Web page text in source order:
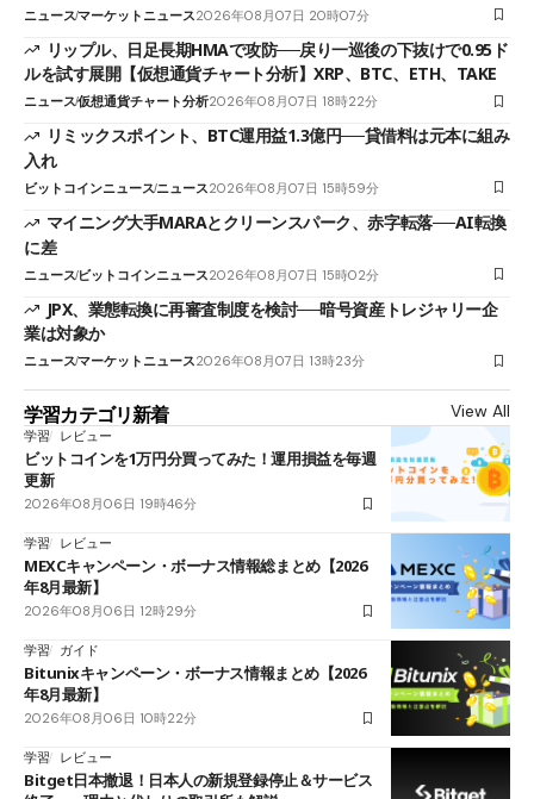
ニュースマーケットニュース2026年08月07日 20時07分
リップル、日足長期HMAで攻防──戻り一巡後の下抜けで0.95ド
ルを試す展開【仮想通貨チャート分析】XRP、BTC、ETH、TAKE
ニュース仮想通貨チャート分析2026年08月07日 18時22分
リミックスポイント、BTC運用益1.3億円──貸借料は元本に組み
入れ
ビットコインニュースニュース2026年08月07日 15時59分
マイニング大手MARAとクリーンスパーク、赤字転落──AI転換
に差
ニュースビットコインニュース2026年08月07日 15時02分
JPX、業態転換に再審査制度を検討──暗号資産トレジャリー企
業は対象か
ニュースマーケットニュース2026年08月07日 13時23分
学習カテゴリ新着 View All
学習 レビュー
ビットコインを1万円分買ってみた！運用損益を毎週
更新
2026年08月06日 19時46分
学習 レビュー
MEXCキャンペーン・ボーナス情報総まとめ【2026
年8月最新】
2026年08月06日 12時29分
学習 ガイド
Bitunixキャンペーン・ボーナス情報まとめ【2026
年8月最新】
2026年08月06日 10時22分
学習 レビュー
Bitget日本撤退！日本人の新規登録停止＆サービス